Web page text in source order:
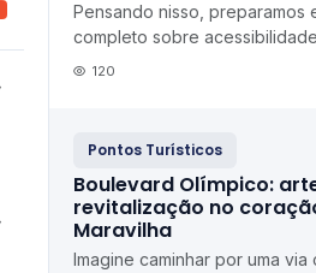
Pensando nisso, preparamos
completo sobre
Redentor, para garantir que
120
Pontos Turísticos
Boulevard Olímpico:
revitalização no
Maravilha
Imagine caminhar por uma via